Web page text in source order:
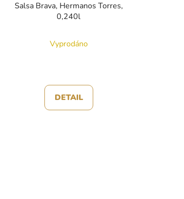
Salsa Brava, Hermanos Torres,
0,240l
Vyprodáno
DETAIL